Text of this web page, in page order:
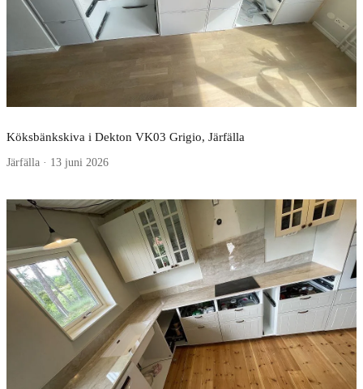
Köksbänkskiva i Dekton VK03 Grigio, Järfälla
Järfälla · 13 juni 2026